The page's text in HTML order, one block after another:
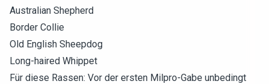
Australian Shepherd
Border Collie
Old English Sheepdog
Long-haired Whippet
Für diese Rassen: Vor der ersten Milpro-Gabe unbedingt